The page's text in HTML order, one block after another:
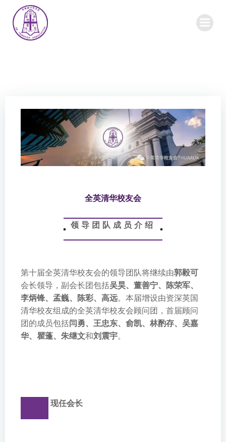
全英清华校友会
领导团队成员介绍
第十届全英清华校友会的领导团队将继续由郭毅可
会长领导，副会长团包括吴昊、董善宁、陈荣军、
李炳锋、孟巍、陈彩、高远。本届增设由资深英国
清华校友组成的全英清华校友会顾问团，首届顾问
团的成员包括闫勇、 王忠东、俞凯、林酌存、吴嘉
华、 瞿蓬、 朱继文和刘震宇。
现任会长